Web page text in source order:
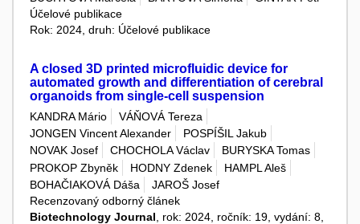
Účelové publikace
Rok: 2024, druh: Účelové publikace
A closed 3D printed microfluidic device for
automated growth and differentiation of cerebral
organoids from single-cell suspension
KANDRA Mário
VÁŇOVÁ Tereza
JONGEN Vincent Alexander
POSPÍŠIL Jakub
NOVAK Josef
CHOCHOLA Václav
BURYSKA Tomas
PROKOP Zbyněk
HODNY Zdenek
HAMPL Aleš
BOHAČIAKOVÁ Dáša
JAROŠ Josef
Recenzovaný odborný článek
Biotechnology Journal , rok: 2024, ročník: 19, vydání: 8,